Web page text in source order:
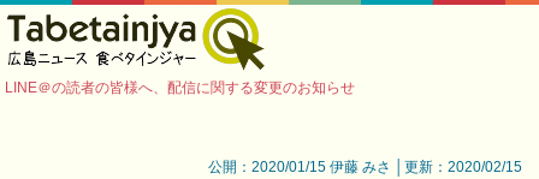
LINE＠の読者の皆様へ、配信に関する変更のお知らせ
公開：2020/01/15 伊藤 みさ │更新：2020/02/15